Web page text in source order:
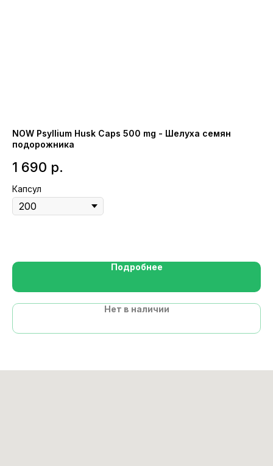
NOW Psyllium Husk Caps 500 mg - Шелуха семян
подорожника
1 690 р.
Капсул
Подробнее
Нет в наличии